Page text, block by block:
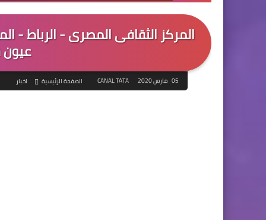
المركز الثقافى المصرى - الرباط
05 مارس 2020 CANAL TATA الصفحة الرئيسية اخبار